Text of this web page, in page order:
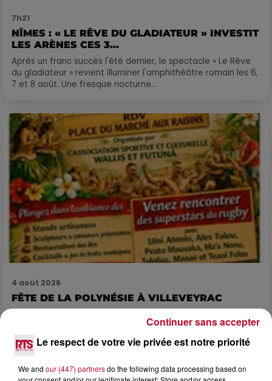
7h21
NÎMES : « LE RÊVE DU GLADIATEUR » INVESTIT
LES ARÈNES CES 3...
Après un franc succès l'été dernier, le spectacle « Le Rêve
du gladiateur » revient illuminer l'amphithéâtre romain les 6,
7 et 8 août. Une fresque nocturne...
4 août 2026
FÊTE DE LA POLYNÉSIE À VILLEVEYRAC
Le respect de votre vie privée est notre priorité
We and our (447) partnersdo the following data processing based on
Continuer sans accepter